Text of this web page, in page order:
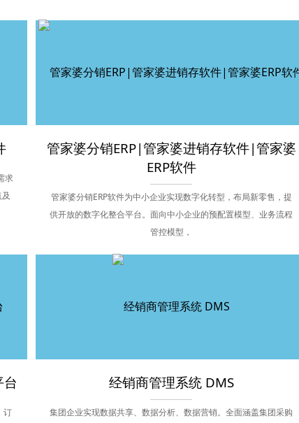
求
管家婆分销ERP|管家婆进销存软件|管家婆
ERP软件
管家婆分销ERP软件为中小企业实现数字化转型，布局新零售，提
供开放的数字化整合平台。面向中小企业的预配置模型、业务流程
管控模型，
订
经销商管理系统 DMS
集团企业实现数据共享、数据分析、数据营销。全面涵盖集团采购